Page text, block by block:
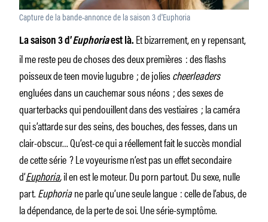
Capture de la bande-annonce de la saison 3 d'Euphoria
La saison 3 d’Euphoriaest là. Et bizarrement, en y repensant,
il me reste peu de choses des deux premières : des flashs
poisseux de teen movie lugubre ; de joliescheerleaders
engluées dans un cauchemar sous néons ; des sexes de
quarterbacks qui pendouillent dans des vestiaires ; la caméra
qui s’attarde sur des seins, des bouches, des fesses, dans un
clair-obscur… Qu’est-ce qui a réellement fait le succès mondial
de cette série ? Le voyeurisme n’est pas un effet secondaire
d’Euphoria,il en est le moteur. Du porn partout. Du sexe, nulle
part.Euphoriane parle qu’une seule langue : celle de l’abus, de
la dépendance, de la perte de soi. Une série-symptôme.